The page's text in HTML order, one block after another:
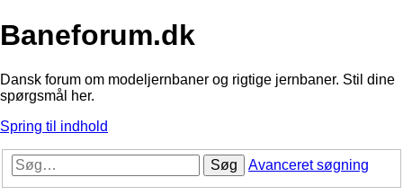
Baneforum.dk
Dansk forum om modeljernbaner og rigtige jernbaner. Stil dine
spørgsmål her.
Spring til indhold
Søg Avanceret søgning